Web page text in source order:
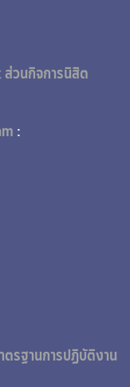
ส่วนกิจการนิสิต
:
ตรฐานการปฏิบัติงาน